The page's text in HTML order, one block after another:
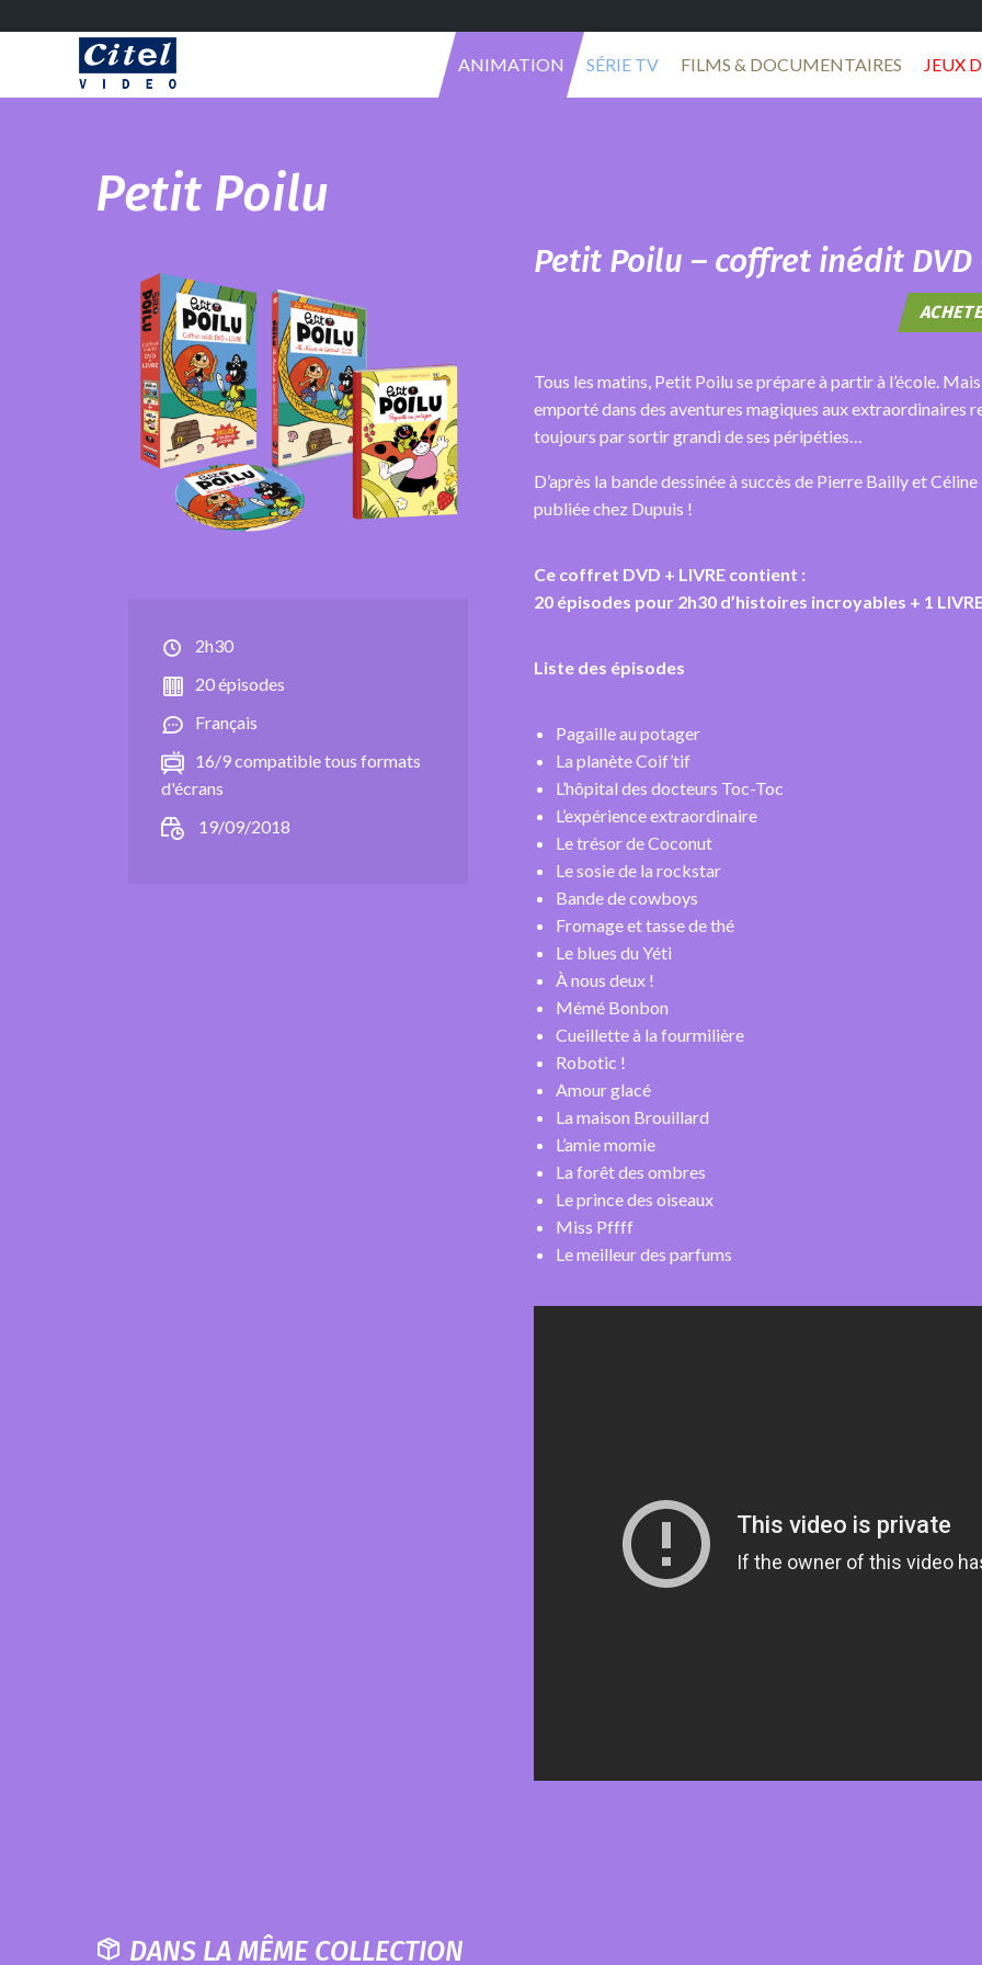
ANIMATION SÉRIE TV FILMS & DOCUMENTAIRES JEUX
Petit Poilu
2h30
20 épisodes
Français
16/9 compatible tous formats
d'écrans
19/09/2018
Petit Poilu – coffret inédit DVD
Tous les matins, Petit Poilu se prépare à partir à l’école.
emporté dans des aventures magiques aux
toujours par sortir grandi de ses péripéties…
D’après la bande dessinée à succès de Pierre Bailly et
publiée chez Dupuis !
Ce coffret DVD + LIVRE contient :
20 épisodes pour 2h30 d’histoires incroyables + 1
Liste des épisodes
Pagaille au potager
La planète Coif’tif
L’hôpital des docteurs Toc-Toc
L’expérience extraordinaire
Le trésor de Coconut
Le sosie de la rockstar
Bande de cowboys
Fromage et tasse de thé
Le blues du Yéti
À nous deux !
Mémé Bonbon
Cueillette à la fourmilière
Robotic !
Amour glacé
La maison Brouillard
L’amie momie
La forêt des ombres
Le prince des oiseaux
Miss Pffff
Le meilleur des parfums
DANS LA MÊME COLLECTION